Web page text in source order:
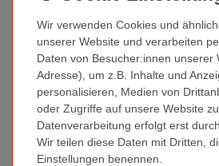
Discs sind optimal dafür geeignet, da
haben und eine zuverlässige
über viele Jahre hinweg gewährleisten
Mit einer beeindruckenden
können Sie eine große Menge an Daten
speichern. Ob für den persönlichen oder
Gebrauch, unsere Blu-Ray Rohlinge
Zuverlässigkeit und Haltbarkeit, die Sie
Wir verwenden Cookies und
unserer Website und verarbeiten
Daten von Besucher:innen unserer
Adresse), um z.B. Inhalte und
personalisieren, Medien von
oder Zugriffe auf unsere Website
Datenverarbeitung erfolgt erst
Wir teilen diese Daten mit Dritten,
Einstellungen benennen.